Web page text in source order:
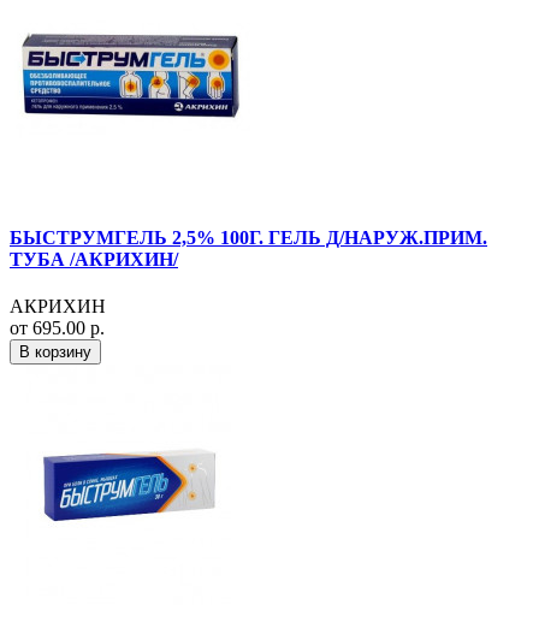
БЫСТРУМГЕЛЬ 2,5% 100Г. ГЕЛЬ Д/НАРУЖ.ПРИМ.
ТУБА /АКРИХИН/
АКРИХИН
от 695.00 р.
В корзину